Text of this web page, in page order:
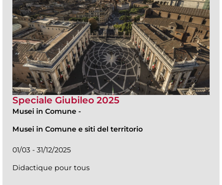
Speciale Giubileo 2025
Musei in Comune -
Musei in Comune e siti del territorio
01/03 - 31/12/2025
Didactique pour tous